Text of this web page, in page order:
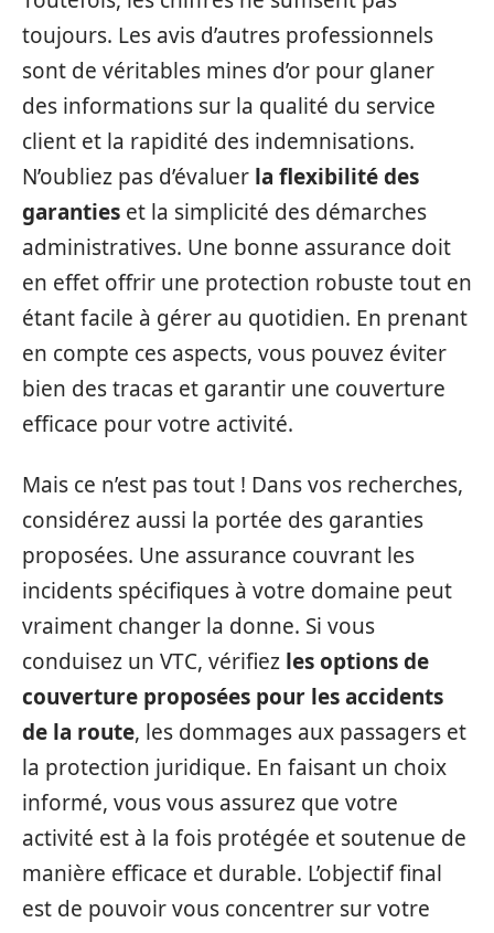
toujours. Les avis d’autres professionnels
sont de véritables mines d’or pour glaner
des informations sur la qualité du service
client et la rapidité des indemnisations.
N’oubliez pas d’évaluer la flexibilité des
garanties et la simplicité des démarches
administratives. Une bonne assurance doit
en effet offrir une protection robuste tout en
étant facile à gérer au quotidien. En prenant
en compte ces aspects, vous pouvez éviter
bien des tracas et garantir une couverture
efficace pour votre activité.
Mais ce n’est pas tout ! Dans vos recherches,
considérez aussi la portée des garanties
proposées. Une assurance couvrant les
incidents spécifiques à votre domaine peut
vraiment changer la donne. Si vous
conduisez un VTC, vérifiez les options de
couverture proposées pour les accidents
de la route, les dommages aux passagers et
la protection juridique. En faisant un choix
informé, vous vous assurez que votre
activité est à la fois protégée et soutenue de
manière efficace et durable. L’objectif final
est de pouvoir vous concentrer sur votre